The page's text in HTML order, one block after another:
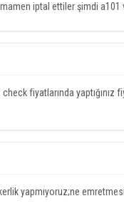
iptal ettiler şimdi a101
fiyatlarında
yapmıyoruz;ne